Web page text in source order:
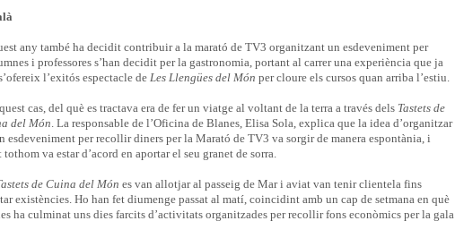
any també ha decidit contribuir a la marató de TV3 organitzant un esdeveniment per
i professores s’han decidit per la gastronomia, portant al carrer una experiència que ja
l’exitós espectacle de Les Llengües del Món per cloure els cursos quan arriba l’estiu.
cas, del què es tractava era de fer un viatge al voltant de la terra a través dels Tastets de
del Món. La responsable de l’Oficina de Blanes, Elisa Sola, explica que la idea d’organitzar
esdeveniment per recollir diners per la Marató de TV3 va sorgir de manera espontània, i
tothom va estar d’acord en aportar el seu granet de sorra.
de Cuina del Món es van allotjar al passeig de Mar i aviat van tenir clientela fins
existències. Ho han fet diumenge passat al matí, coincidint amb un cap de setmana en què
ha culminat uns dies farcits d’activitats organitzades per recollir fons econòmics per la gala